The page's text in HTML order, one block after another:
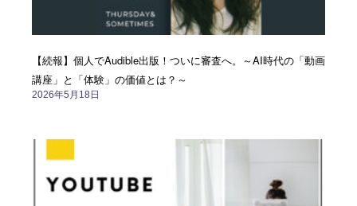
【続報】個人でAudible出版！ついに審査へ。～AI時代の「動画
講座」と「体験」の価値とは？～
2026年5月18日